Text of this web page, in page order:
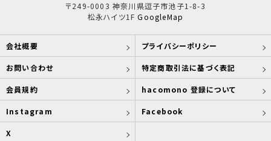
〒249-0003 神奈川県逗子市池子1-8-3
松永ハイツ1FGoogleMap
会社概要 プライバシーポリシー
お問い合わせ 特定商取引法に基づく表記
会員規約 hacomono 登録について
Instagram Facebook
X